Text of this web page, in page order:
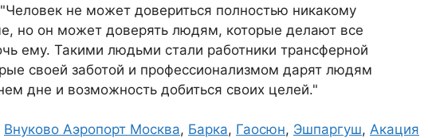
"Человек не может довериться полностью никакому
но он может доверять людям, которые делают все
ему. Такими людьми стали работники трансферной
своей заботой и профессионализмом дарят людям
дне и возможность добиться своих целей."
Внуково Аэропорт Москва, Барка, Гаосюн, Эшпаргуш, Акация